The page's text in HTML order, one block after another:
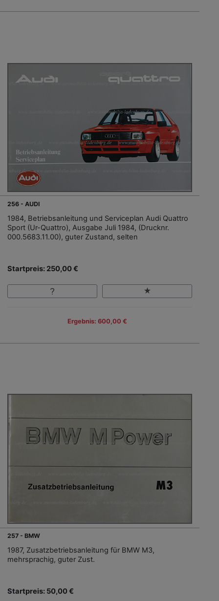
256 - AUDI
1984, Betriebsanleitung und Serviceplan Audi Quattro
Sport (Ur-Quattro), Ausgabe Juli 1984, (Drucknr.
000.5683.11.00), guter Zustand, selten
Startpreis: 250,00 €
Ergebnis: 600,00 €
257 - BMW
1987, Zusatzbetriebsanleitung für BMW M3,
mehrsprachig, guter Zust.
Startpreis: 50,00 €